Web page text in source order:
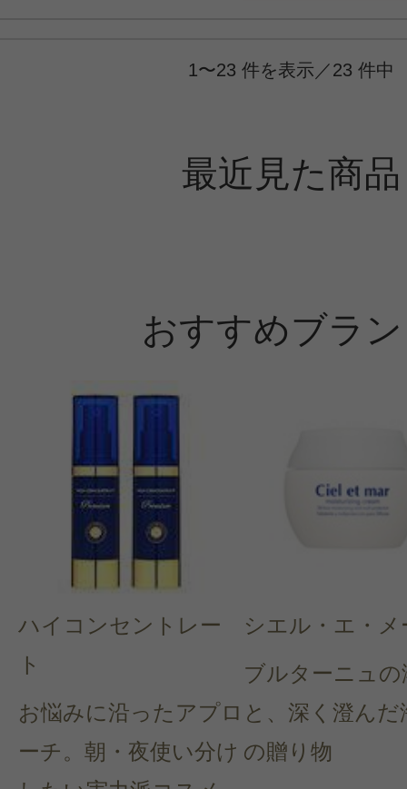
1〜23 件を表示／23 件中
最近見た商品
おすすめブラ
ハイコンセントレー
ト
お悩みに沿ったアプロ
ーチ。朝・夜使い分け
シエル・エ・メ
ブルターニュの
と、深く澄んだ
の贈り物